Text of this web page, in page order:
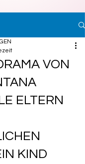
VON
ELTERN
KIND